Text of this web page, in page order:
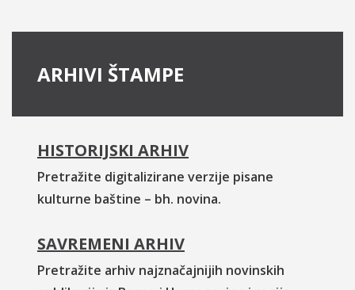
ARHIVI ŠTAMPE
HISTORIJSKI ARHIV
Pretražite digitalizirane verzije pisane
kulturne baštine – bh. novina.
SAVREMENI ARHIV
Pretražite arhiv najznačajnijih novinskih